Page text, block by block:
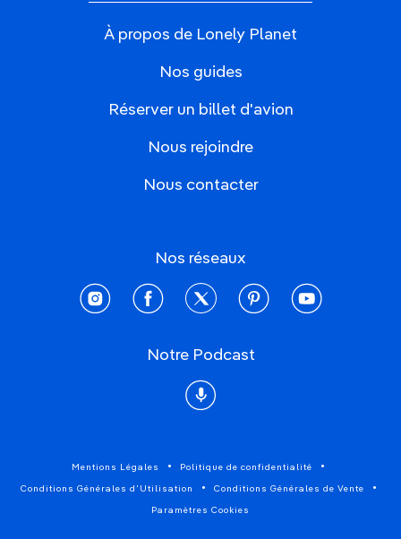
À propos de Lonely Planet
Nos guides
Réserver un billet d'avion
Nous rejoindre
Nous contacter
Nos réseaux
instagramfacebooktwitter pinterestyoutube
Notre Podcast
Podcast
Mentions Légales Politique de confidentialité
Conditions Générales d'Utilisation Conditions Générales de Vente
Paramètres Cookies